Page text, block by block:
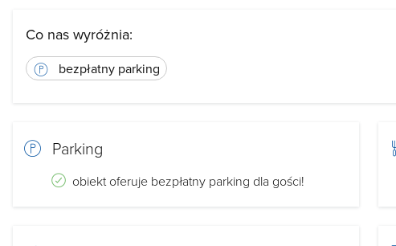
Co nas wyróżnia:
bezpłatny parking
Parking
obiekt oferuje bezpłatny parking dla gości!